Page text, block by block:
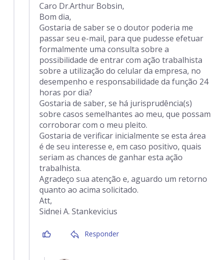
Caro Dr.Arthur Bobsin,
Bom dia,
Gostaria de saber se o doutor poderia me
passar seu e-mail, para que pudesse efetuar
formalmente uma consulta sobre a
possibilidade de entrar com ação trabalhista
sobre a utilização do celular da empresa, no
desempenho e responsabilidade da função 24
horas por dia?
Gostaria de saber, se há jurisprudência(s)
sobre casos semelhantes ao meu, que possam
corroborar com o meu pleito.
Gostaria de verificar inicialmente se esta área
é de seu interesse e, em caso positivo, quais
seriam as chances de ganhar esta ação
trabalhista.
Agradeço sua atenção e, aguardo um retorno
quanto ao acima solicitado.
Att,
Sidnei A. Stankevicius
Responder